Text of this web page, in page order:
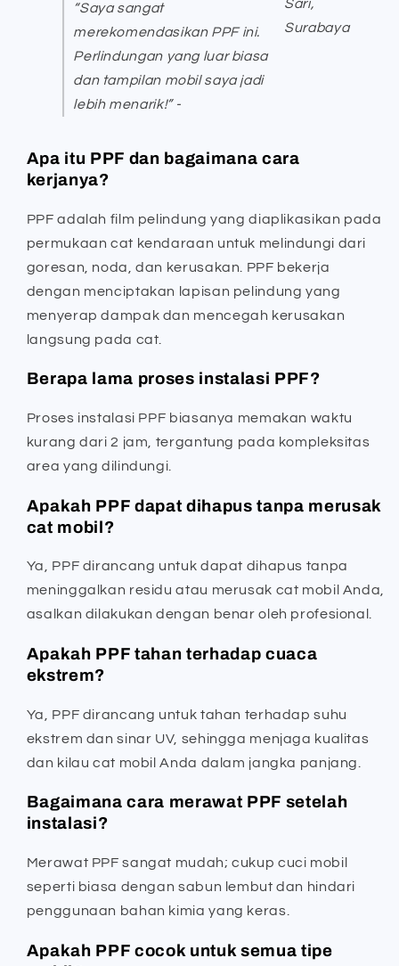
“Saya sangat
merekomendasikan PPF ini.
Perlindungan yang luar biasa
dan tampilan mobil saya jadi
lebih menarik!” -
Sari,
Surabaya
Apa itu PPF dan bagaimana cara
kerjanya?
PPF adalah film pelindung yang diaplikasikan pada
permukaan cat kendaraan untuk melindungi dari
goresan, noda, dan kerusakan. PPF bekerja
dengan menciptakan lapisan pelindung yang
menyerap dampak dan mencegah kerusakan
langsung pada cat.
Berapa lama proses instalasi PPF?
Proses instalasi PPF biasanya memakan waktu
kurang dari 2 jam, tergantung pada kompleksitas
area yang dilindungi.
Apakah PPF dapat dihapus tanpa merusak
cat mobil?
Ya, PPF dirancang untuk dapat dihapus tanpa
meninggalkan residu atau merusak cat mobil Anda,
asalkan dilakukan dengan benar oleh profesional.
Apakah PPF tahan terhadap cuaca
ekstrem?
Ya, PPF dirancang untuk tahan terhadap suhu
ekstrem dan sinar UV, sehingga menjaga kualitas
dan kilau cat mobil Anda dalam jangka panjang.
Bagaimana cara merawat PPF setelah
instalasi?
Merawat PPF sangat mudah; cukup cuci mobil
seperti biasa dengan sabun lembut dan hindari
penggunaan bahan kimia yang keras.
Apakah PPF cocok untuk semua tipe